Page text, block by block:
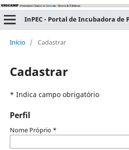
Início / Cadastrar
Cadastrar
* Indica campo obrigatório
Perfil
Nome Próprio *